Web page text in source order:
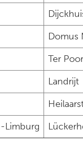
Domus
Ter
Landrijt
Limburg